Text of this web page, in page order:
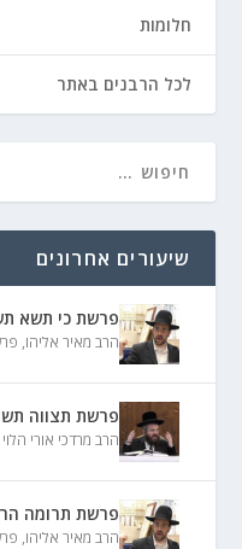
חלומות
לכל הרבנים באתר
שיעורים אחרונים
פרשת כי תשא
הרב מאיר אליהו,
פרשת תצווה
הרב מרדכי אורי
פרשת תרומה
הרב מאיר אליהו,